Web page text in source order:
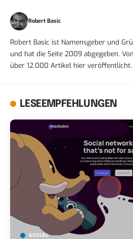
Robert Basic
Robert Basic ist Namensgeber und
und hat die Seite 2009 abgegeben.
über 12.000 Artikel hier veröffentlicht.
LESEEMPFEHLUNGEN
SOCIAL